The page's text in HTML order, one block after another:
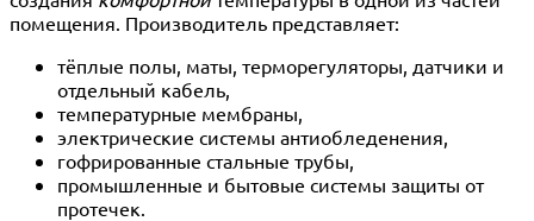
помещения. Производитель представляет:
тёплые полы, маты, терморегуляторы, датчики и
отдельный кабель,
температурные мембраны,
электрические системы антиобледенения,
гофрированные стальные трубы,
промышленные и бытовые системы защиты от
протечек.